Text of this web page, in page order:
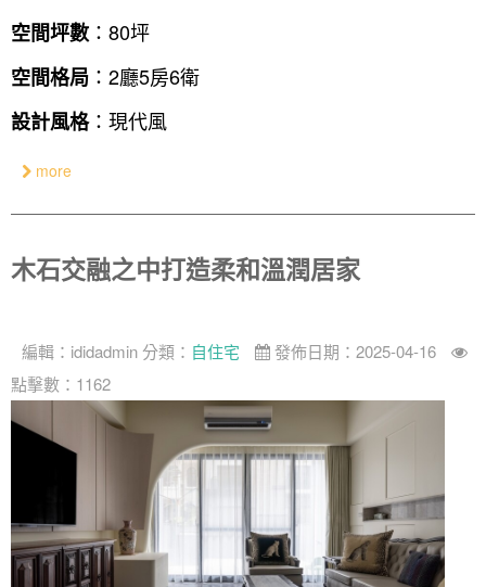
空間坪數 ：80坪
空間格局 ：2廳5房6衛
設計風格：現代風
more
木石交融之中打造柔和溫潤居家
編輯： ididadmin 分類： 自住宅
發佈日期：2025-04-16
點擊數：1162